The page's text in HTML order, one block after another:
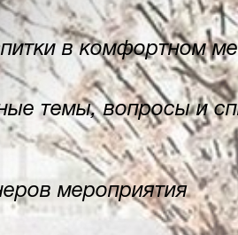
в комфортном
темы, вопросы и
мероприятия